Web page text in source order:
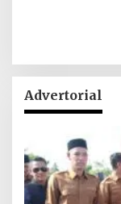
Advertorial